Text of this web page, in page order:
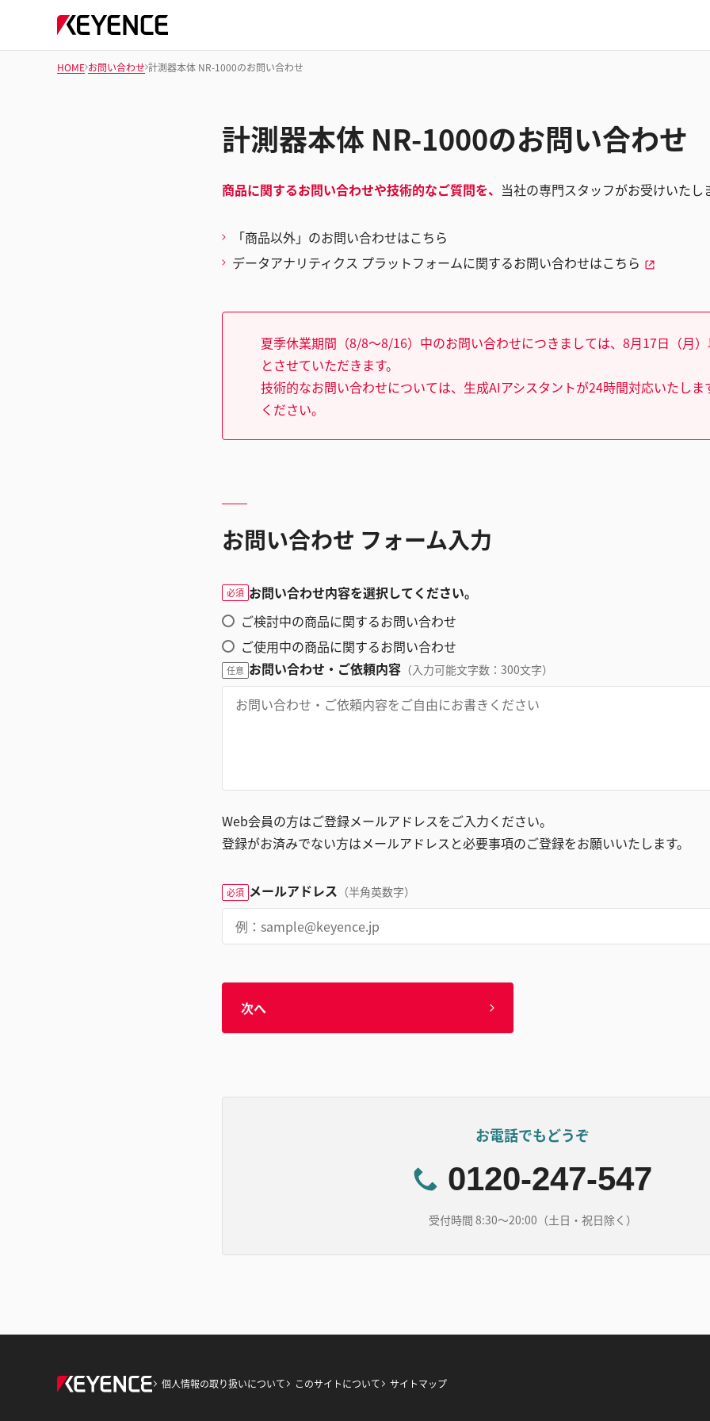
HOME お問い合わせ 計測器本体 NR-1000のお問い合わせ
計測器本体 NR-1000のお問い合わせ
商品に関するお問い合わせや技術的なご質問を、 当社の専門スタッフがお受けいたし
「商品以外」のお問い合わせはこちら
データアナリティクス プラットフォームに関するお問い合わせはこちら
夏季休業期間（8/8～8/16）中のお問い合わせにつきましては、8月17日（月
とさせていただきます。
技術的なお問い合わせについては、生成AIアシスタントが24時間対応いたしま
ください。
お問い合わせ フォーム入力
必須 お問い合わせ内容を選択してください。
ご検討中の商品に関するお問い合わせ
ご使用中の商品に関するお問い合わせ
任意 お問い合わせ・ご依頼内容 （入力可能文字数：300文字）
Web会員の方はご登録メールアドレスをご入力ください。
登録がお済みでない方はメールアドレスと必要事項のご登録をお願いいたします。
必須 メールアドレス （半角英数字）
次へ
お電話でもどうぞ
0120-247-547
受付時間 8:30～20:00（土日・祝日除く）
個人情報の取り扱いについて このサイトについて サイトマップ